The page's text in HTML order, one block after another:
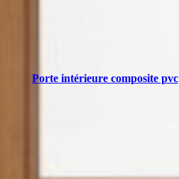
Porte intérieure composite pvc